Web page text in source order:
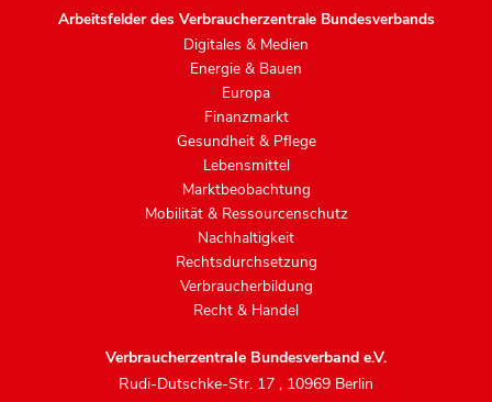
Arbeitsfelder des Verbraucherzentrale Bundesverbands
Digitales & Medien
Energie & Bauen
Europa
Finanzmarkt
Gesundheit & Pflege
Lebensmittel
Marktbeobachtung
Mobilität & Ressourcenschutz
Nachhaltigkeit
Rechtsdurchsetzung
Verbraucherbildung
Recht & Handel
Verbraucherzentrale Bundesverband e.V.
Rudi-Dutschke-Str. 17 , 10969 Berlin